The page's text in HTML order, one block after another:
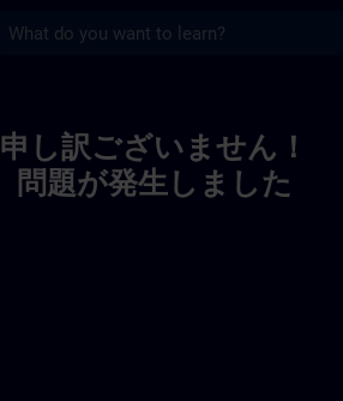
申し訳ございません！
問題が発生しました